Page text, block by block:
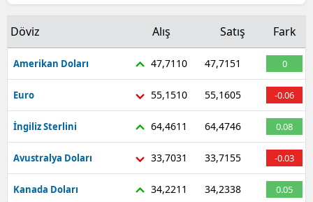
Döviz Alış Satış Fark
Amerikan Doları 47,7110 47,7151 0
Euro 55,1510 55,1605 -0.06
İngiliz Sterlini 64,4611 64,4746 0.08
Avustralya Doları 33,7031 33,7155 -0.03
Kanada Doları 34,2211 34,2338 0.05